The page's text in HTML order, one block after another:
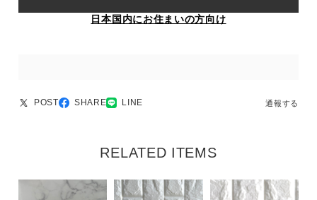
日本国内にお住まいの方向け
POST SHARE LINE 通報する
RELATED ITEMS